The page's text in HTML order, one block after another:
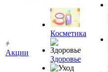
Акции
Косметика
Здоровье